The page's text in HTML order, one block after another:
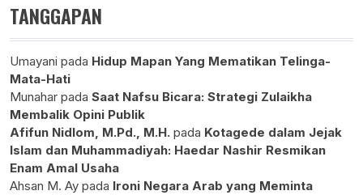
TANGGAPAN
Umayani pada Hidup Mapan Yang Mematikan Telinga-
Mata-Hati
Munahar pada Saat Nafsu Bicara: Strategi Zulaikha
Membalik Opini Publik
Afifun Nidlom, M.Pd., M.H. pada Kotagede dalam Jejak
Islam dan Muhammadiyah: Haedar Nashir Resmikan
Enam Amal Usaha
Ahsan M. Ay pada Ironi Negara Arab yang Meminta